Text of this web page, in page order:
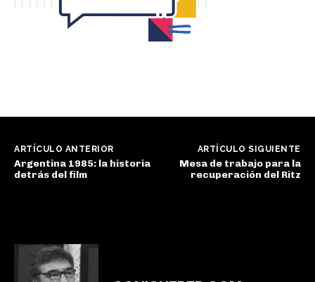
ARTÍCULO ANTERIOR
Argentina 1985: la historia
detrás del film
ARTÍCULO SIGUIENTE
Mesa de trabajo para la
recuperación del Ritz